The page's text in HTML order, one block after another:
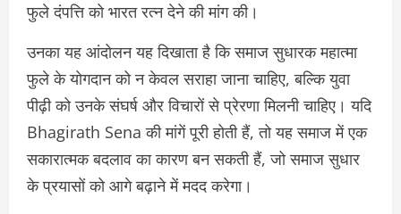
फुले दंपत्ति को भारत रत्न देने की मांग की।
उनका यह आंदोलन यह दिखाता है कि समाज सुधारक महात्मा
फुले के योगदान को न केवल सराहा जाना चाहिए, बल्कि युवा
पीढ़ी को उनके संघर्ष और विचारों से प्रेरणा मिलनी चाहिए। यदि
Bhagirath Sena की मांगें पूरी होती हैं, तो यह समाज में एक
सकारात्मक बदलाव का कारण बन सकती हैं, जो समाज सुधार
के प्रयासों को आगे बढ़ाने में मदद करेगा।